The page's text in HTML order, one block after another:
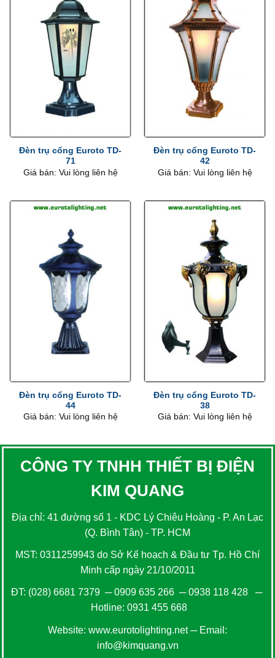
Đèn trụ cổng Euroto TD-
71
Giá bán: Vui lòng liên hệ
Đèn trụ cổng Euroto TD-
42
Giá bán: Vui lòng liên hệ
Đèn trụ cổng Euroto TD-
44
Giá bán: Vui lòng liên hệ
Đèn trụ cổng Euroto TD-
38
Giá bán: Vui lòng liên hệ
CÔNG TY TNHH THIẾT BỊ ĐIỆN
KIM QUANG
Địa chỉ: 41 đường số 1 - KDC Lý Chiêu Hoàng - P. An Lạc
(Q. Bình Tân) - TP. HCM
MST: 0311259943 do Sở Kế hoạch & Đầu tư Tp. Hồ Chí
Minh cấp ngày 21/10/2011
ĐT: (028) 6681 7379 ─0909 635 266─0938 118 428─
Hotline: 0931 455 668
Website: www.eurotolighting.net─ Email:
info@kimquang.vn